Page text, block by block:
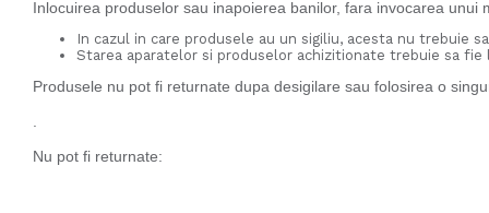
Inlocuirea produselor sau inapoierea banilor, fara invocarea unui
In cazul in care produsele au un sigiliu, acesta nu trebuie
Starea aparatelor si produselor achizitionate trebuie sa
Produsele nu pot fi returnate dupa desigilare sau folosirea o
Nu pot fi returnate: